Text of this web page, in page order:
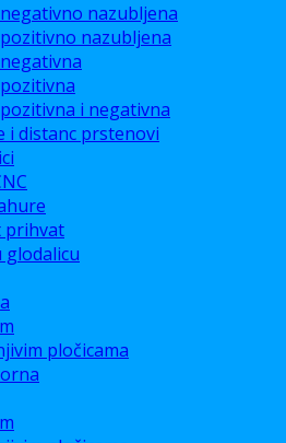
nazubljena
nazubljena
i negativna
i distanc prstenovi
prihvat
glodalicu
pločicama